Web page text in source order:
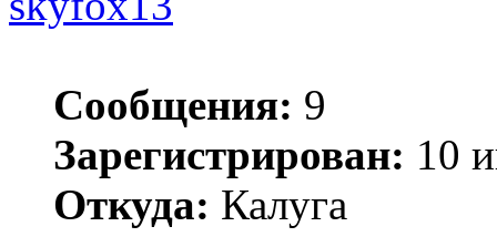
Сообщения: 9
Зарегистрирован: 10
Откуда: Калуга